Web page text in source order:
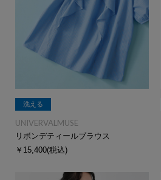
洗える
UNIVERVALMUSE
リボンデティールブラウス
￥15,400(税込)